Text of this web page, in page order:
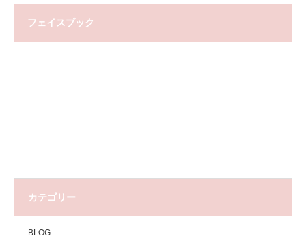
フェイスブック
カテゴリー
BLOG